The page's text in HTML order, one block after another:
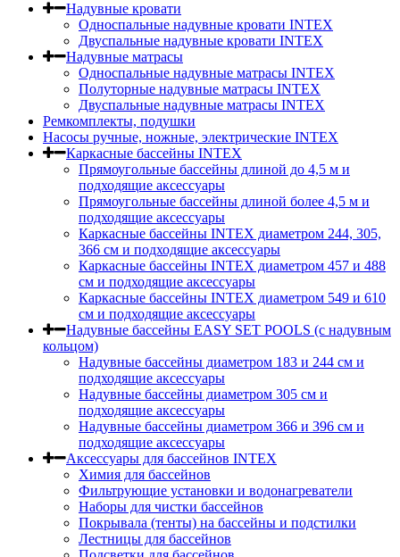
Надувные кровати
Односпальные надувные кровати INTEX
Двуспальные надувные кровати INTEX
Надувные матрасы
Односпальные надувные матрасы INTEX
Полуторные надувные матрасы INTEX
Двуспальные надувные матрасы INTEX
Ремкомплекты, подушки
Насосы ручные, ножные, электрические INTEX
Каркасные бассейны INTEX
Прямоугольные бассейны длиной до 4,5 м и
подходящие аксессуары
Прямоугольные бассейны длиной более 4,5 м и
подходящие аксессуары
Каркасные бассейны INTEX диаметром 244, 305,
366 см и подходящие аксессуары
Каркасные бассейны INTEX диаметром 457 и 488
cм и подходящие аксессуары
Каркасные бассейны INTEX диаметром 549 и 610
см и подходящие аксессуары
Надувные бассейны EASY SET POOLS (с надувным
кольцом)
Надувные бассейны диаметром 183 и 244 см и
подходящие аксессуары
Надувные бассейны диаметром 305 см и
подходящие аксессуары
Надувные бассейны диаметром 366 и 396 см и
подходящие аксессуары
Аксессуары для бассейнов INTEX
Химия для бассейнов
Фильтрующие установки и водонагреватели
Наборы для чистки бассейнов
Покрывала (тенты) на бассейны и подстилки
Лестницы для бассейнов